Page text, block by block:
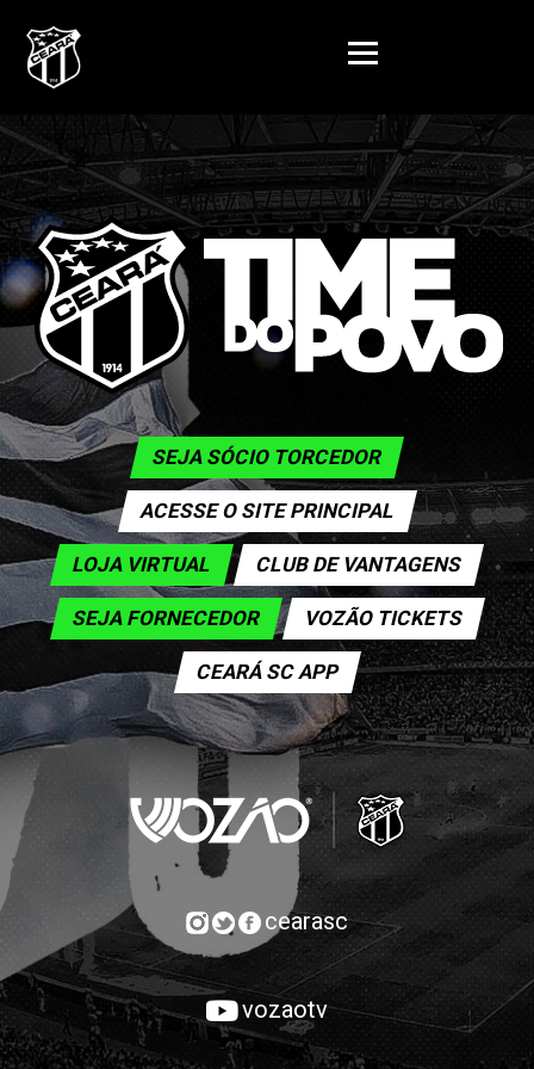
SEJA SÓCIO TORCEDOR
ACESSE O SITE PRINCIPAL
LOJA VIRTUAL CLUB DE VANTAGENS
SEJA FORNECEDOR VOZÃO TICKETS
CEARÁ SC APP
cearasc
vozaotv